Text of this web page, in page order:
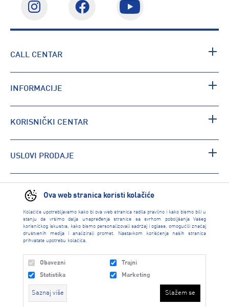
Ova web stranica koristi kolačiće
Kolačiće upotrebljavamo kako bi ova web stranica radila pravilno i kako bismo bili u
stanju da vršimo dalja unapređenja stranice sa svrhom poboljšanja Vašeg
korisničkog iskustva, kako bismo personalizovali sadržaj i oglase, omogućili značaj
društvenih medija i analizirali promet. Nastavkom korišćenja naših stranica
prihvatate upotrebu kolačića.
Obavezni
Trajni
Statistika
Marketing
Saznaj više Slažem se
CALL CENTAR
INFORMACIJE
KORISNIČKI CENTAR
USLOVI PRODAJE
PRONAĐI RADNJU
INTERSPORT 2026 created by Enetel Solutions